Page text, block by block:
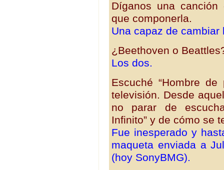
Díganos una
que componerla.
Una capaz de
¿Beethoven o
Los dos.
Escuché “Hombre
televisión. Desde
no parar de
Infinito” y de cómo se
Fue inesperado y
maqueta enviada a
(hoy SonyBMG).